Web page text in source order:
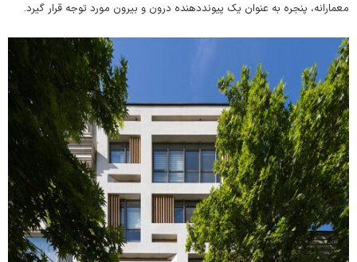
معمارانه‌، پنجره به عنوان یک پیونددهنده درون و بیرون مورد توجه قرار گیرد.